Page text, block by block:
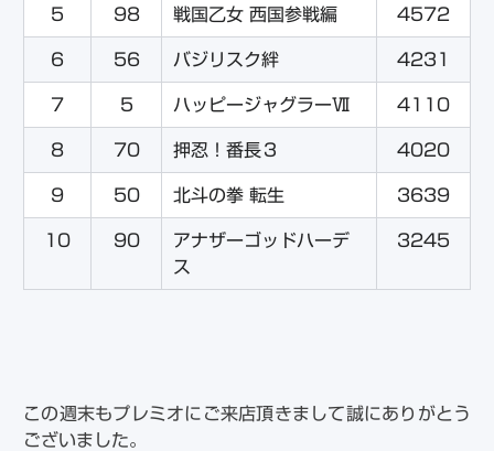
5 98 戦国乙女 西国参戦編 4572
6 56 バジリスク絆 4231
7 5 ハッピージャグラーⅦ 4110
8 70 押忍！番長３ 4020
9 50 北斗の拳 転生 3639
10 90
アナザーゴッドハーデ
ス
3245
この週末もプレミオにご来店頂きまして誠にありがとう
ございました。